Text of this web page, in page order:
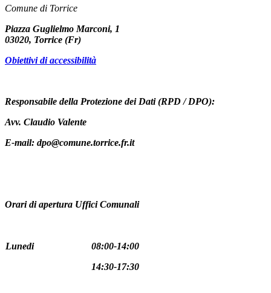
Comune di Torrice
Piazza Guglielmo Marconi, 1
03020, Torrice (Fr)
Obiettivi di accessibilità
Responsabile della Protezione dei Dati (RPD / DPO):
Avv. Claudio Valente
E-mail: dpo@comune.torrice.fr.it
Orari di apertura Uffici Comunali
Lunedi
08:00-14:00
14:30-17:30